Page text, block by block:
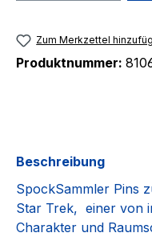
Zum Merkzettel
Produktnummer:
Beschreibung
SpockSammler Pins
Star Trek, einer von
Charakter und